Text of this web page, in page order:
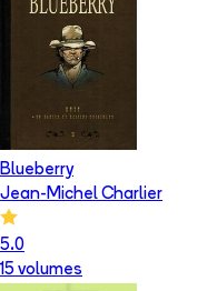
Blueberry
Jean-Michel Charlier
5.0
15 volumes